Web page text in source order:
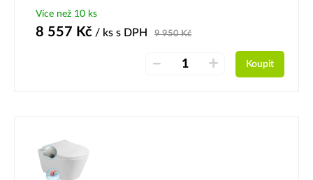
Více než 10 ks
8 557 Kč / ks s DPH 9 950Kč
– + Koupit